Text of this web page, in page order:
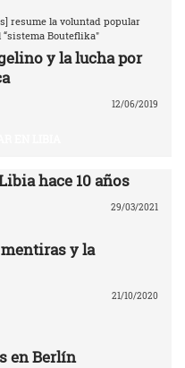
resume la voluntad popular
Bouteflika"
y la lucha por
12/06/2019
‎hace 10 años‎
29/03/2021
y la
21/10/2020
en Berlín